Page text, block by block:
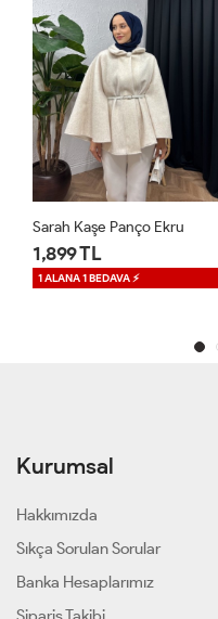
Mariam Angora Ceket Gri
1,899 TL
1 ALANA 1 BEDAVA ⚡
Kurumsal
Hakkımızda
Sıkça Sorulan Sorular
Banka Hesaplarımız